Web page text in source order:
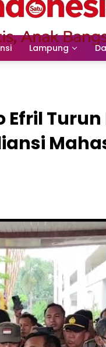
Lampung
Efril